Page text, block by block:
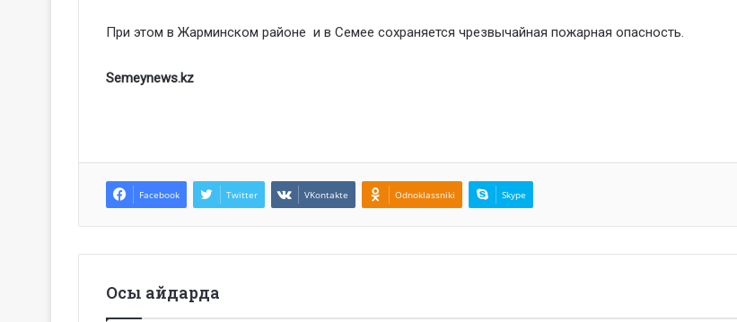
При этом в Жарминском районе и в Семее сохраняется чрезвычайная пожарная опасность.
Semeynews.kz
Facebook Twitter VKontakte Odnoklassniki Skype
Осы айдарда